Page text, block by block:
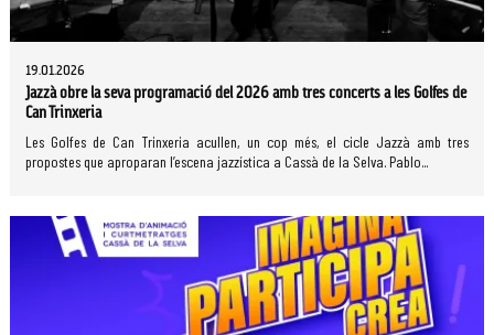
19.01.2026
Jazzà obre la seva programació del 2026 amb tres concerts a les Golfes de
Can Trinxeria
Les Golfes de Can Trinxeria acullen, un cop més, el cicle Jazzà amb tres
propostes que aproparan l’escena jazzística a Cassà de la Selva. Pablo...